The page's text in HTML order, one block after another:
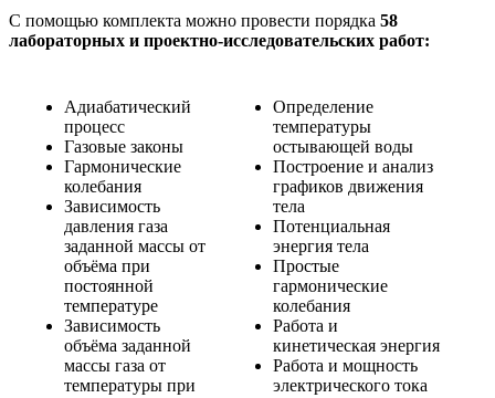
С помощью комплекта можно провести порядка 58
лабораторных и проектно-исследовательских работ:
Адиабатический
процесс
Газовые законы
Гармонические
колебания
Зависимость
давления газа
заданной массы от
объёма при
постоянной
температуре
Зависимость
объёма заданной
массы газа от
температуры при
Определение
температуры
остывающей воды
Построение и анализ
графиков движения
тела
Потенциальная
энергия тела
Простые
гармонические
колебания
Работа и
кинетическая энергия
Работа и мощность
электрического тока